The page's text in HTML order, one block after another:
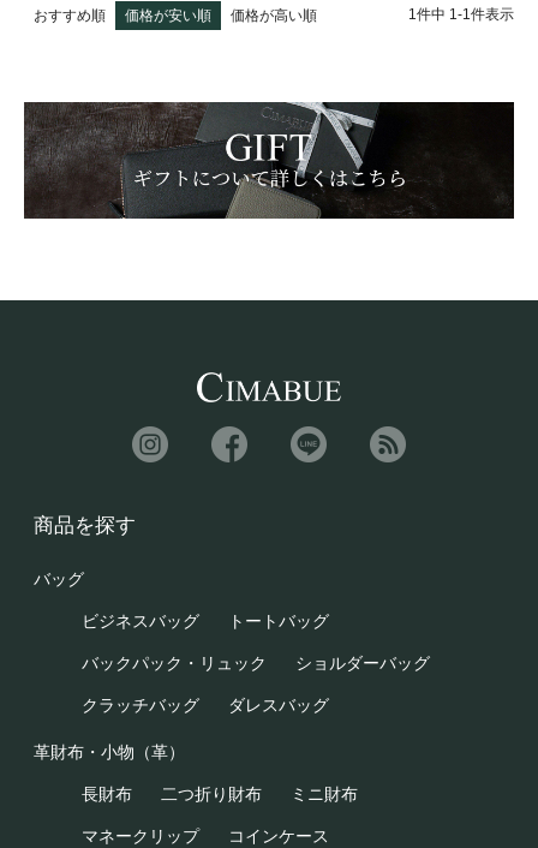
おすすめ順 価格が安い順 価格が高い順 1件中 1-1件表示
商品を探す
バッグ
ビジネスバッグ トートバッグ
バックパック・リュック ショルダーバッグ
クラッチバッグ ダレスバッグ
革財布・小物（革）
長財布 二つ折り財布 ミニ財布
マネークリップ コインケース